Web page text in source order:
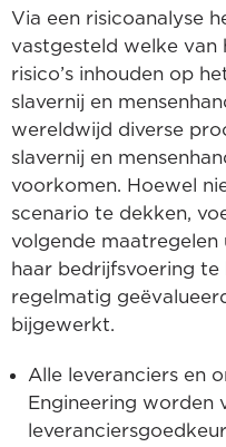
Via een risicoanalyse
vastgesteld welke van
risico’s inhouden op
slavernij en
wereldwijd diverse
slavernij en
voorkomen. Hoewel
scenario te dekken,
volgende maatregelen
haar bedrijfsvoering
regelmatig
bijgewerkt.
Alle leveranciers en
Engineering worden